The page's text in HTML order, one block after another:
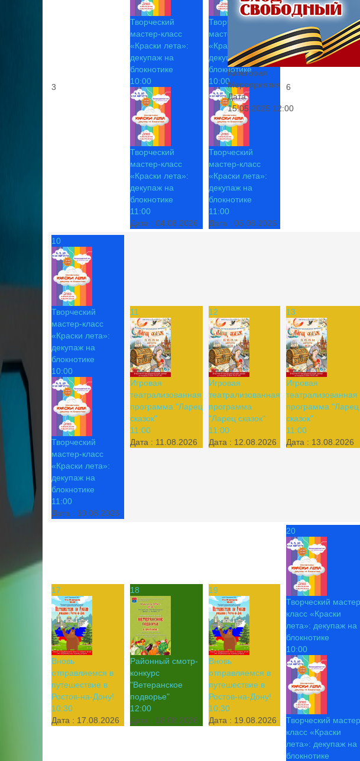
3
Творческий
мастер-класс
«Краски лета»:
декупаж на
блокнотике
10:00
Творческий
мастер-класс
«Краски лета»:
декупаж на
блокнотике
11:00
Дата : 04.08.2026
Творческий
мастер-класс
«Краски лета»:
декупаж на
блокнотике
10:00
Творческий
мастер-класс
«Краски лета»:
декупаж на
блокнотике
11:00
Дата : 05.08.2026
6
10
Творческий
мастер-класс
«Краски лета»:
декупаж на
блокнотике
10:00
Творческий
мастер-класс
«Краски лета»:
декупаж на
блокнотике
11:00
Дата : 10.08.2026
11
Игровая
театрализованная
программа "Ларец
сказок"
11:00
Дата : 11.08.2026
12
Игровая
театрализованная
программа
"Ларец сказок"
11:00
Дата : 12.08.2026
13
Игровая
театрализованная
программа "Ларец
сказок"
11:00
Дата : 13.08.2026
17
Вновь
отправляемся в
путешествие в
Ростов-на-Дону!
10:30
Дата : 17.08.2026
18
Районный смотр-
конкурс
"Ветеранское
подворье"
12:00
Дата : 18.08.2026
19
Вновь
отправляемся в
путешествие в
Ростов-на-Дону!
10:30
Дата : 19.08.2026
20
Творческий
класс «Краски
лета»: декупаж на
блокнотике
10:00
Творческий
класс «Краски
лета»: декупаж на
блокнотике
Категория
Мероприятия
Дата
15.05.2025 12:00